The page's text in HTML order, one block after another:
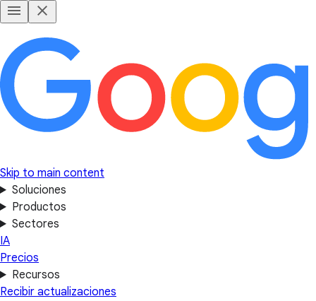
Skip to main content
Soluciones
Productos
Sectores
IA
Precios
Recursos
Recibir actualizaciones